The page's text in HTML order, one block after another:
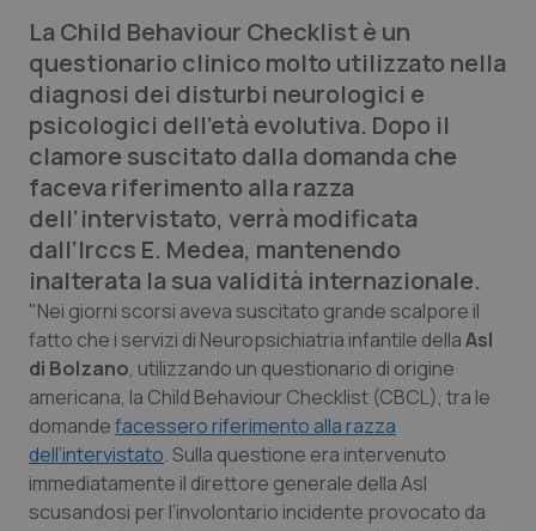
Lettere al direttore
Edizioni Regionali
QS Pro
Professionisti Sanitari.AI
Abruzzo
Basilicata
Calabria
Campania
Emilia-Romagna
QS Pro Gold
Artrite & artrosi
Asma & BPCO
Car-T
Colesterolo & coronaropatie
QS Club Newsletter
La Child Behaviour Checklist è un
questionario clinico molto utilizzato nella
diagnosi dei disturbi neurologici e
psicologici dell’età evolutiva. Dopo il
clamore suscitato dalla domanda che
faceva riferimento alla razza
dell’intervistato, verrà modificata
dall’Irccs E. Medea, mantenendo
inalterata la sua validità internazionale.
"Nei giorni scorsi aveva suscitato grande scalpore il
fatto che i servizi di Neuropsichiatria infantile dellaAsl
di Bolzano, utilizzando un questionario di origine
americana, la Child Behaviour Checklist (CBCL), tra le
domandefacessero riferimento alla razza
dell’intervistato. Sulla questione era intervenuto
immediatamente il direttore generale della Asl
scusandosi per l’involontario incidente provocato da